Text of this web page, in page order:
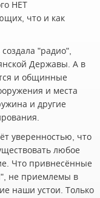
НЕТ
что и как
"радио",
Державы. А в
и общинные
и места
и другие
уверенностью, что
любое
Что привнесённые
не приемлемы в
наши устои. Только